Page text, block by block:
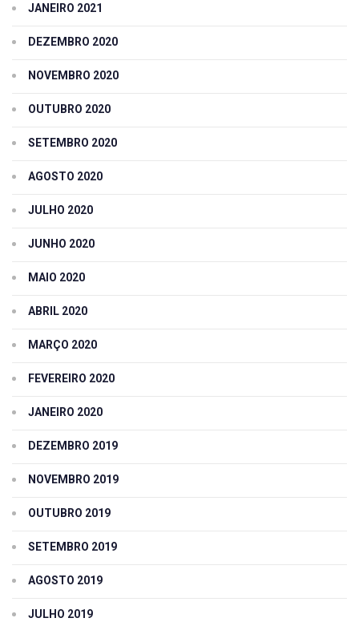
JANEIRO 2021
DEZEMBRO 2020
NOVEMBRO 2020
OUTUBRO 2020
SETEMBRO 2020
AGOSTO 2020
JULHO 2020
JUNHO 2020
MAIO 2020
ABRIL 2020
MARÇO 2020
FEVEREIRO 2020
JANEIRO 2020
DEZEMBRO 2019
NOVEMBRO 2019
OUTUBRO 2019
SETEMBRO 2019
AGOSTO 2019
JULHO 2019